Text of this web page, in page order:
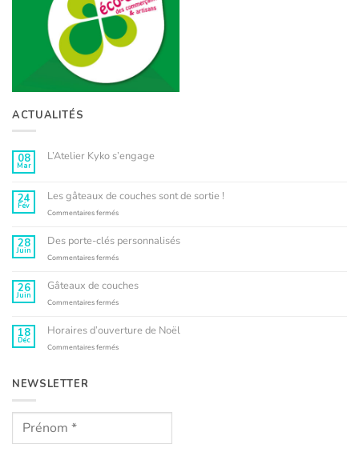
ACTUALITÉS
08
Mar
L’Atelier Kyko s’engage
L’Atelier
Kyko
s’engage
24
Fév
Les gâteaux de couches sont de sortie !
Commentaires ferméssur
de
couches
sortie
!
28
Juin
Des porte-clés personnalisés
Commentaires ferméssur
clés
personnalisés
26
Juin
Gâteaux de couches
Commentaires ferméssur
couches
18
Déc
Horaires d’ouverture de Noël
Commentaires ferméssur
NEWSLETTER